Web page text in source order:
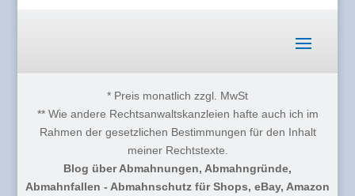
* Preis monatlich zzgl. MwSt
** Wie andere Rechtsanwaltskanzleien hafte auch ich im
Rahmen der gesetzlichen Bestimmungen für den Inhalt
meiner Rechtstexte.
Blog über Abmahnungen, Abmahngründe,
Abmahnfallen - Abmahnschutz für Shops, eBay, Amazon